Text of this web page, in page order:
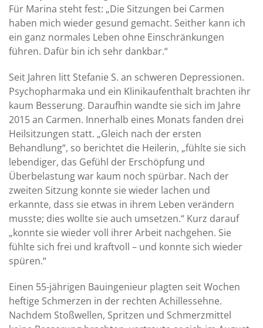
Für Marina steht fest: „Die Sitzungen bei Carmen
haben mich wieder gesund gemacht. Seither kann ich
ein ganz normales Leben ohne Einschränkungen
führen. Dafür bin ich sehr dankbar.“
Seit Jahren litt Stefanie S. an schweren Depressionen.
Psychopharmaka und ein Klinikaufenthalt brachten ihr
kaum Besserung. Daraufhin wandte sie sich im Jahre
2015 an Carmen. Innerhalb eines Monats fanden drei
Heilsitzungen statt. „Gleich nach der ersten
Behandlung“, so berichtet die Heilerin, „fühlte sie sich
lebendiger, das Gefühl der Erschöpfung und
Überbelastung war kaum noch spürbar. Nach der
zweiten Sitzung konnte sie wieder lachen und
erkannte, dass sie etwas in ihrem Leben verändern
musste; dies wollte sie auch umsetzen.“ Kurz darauf
„konnte sie wieder voll ihrer Arbeit nachgehen. Sie
fühlte sich frei und kraftvoll – und konnte sich wieder
spüren.“
Einen 55-jährigen Bauingenieur plagten seit Wochen
heftige Schmerzen in der rechten Achillessehne.
Nachdem Stoßwellen, Spritzen und Schmerzmittel